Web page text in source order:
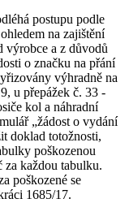
postupu podle
na zajištění
výrobce a z důvodů
o značku na přání
výhradně na
u přepážek č. 33 -
kol a náhradní
„žádost o vydání
doklad totožnosti,
poškozenou
každou tabulku.
poškozené se
1685/17.